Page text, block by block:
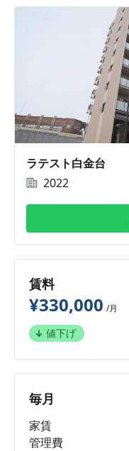
ラテスト白金台
2022
賃料
¥330,000 /月
値下げ
毎月
家賃
管理費